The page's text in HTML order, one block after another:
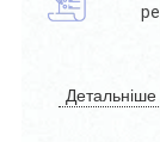
Детальніше